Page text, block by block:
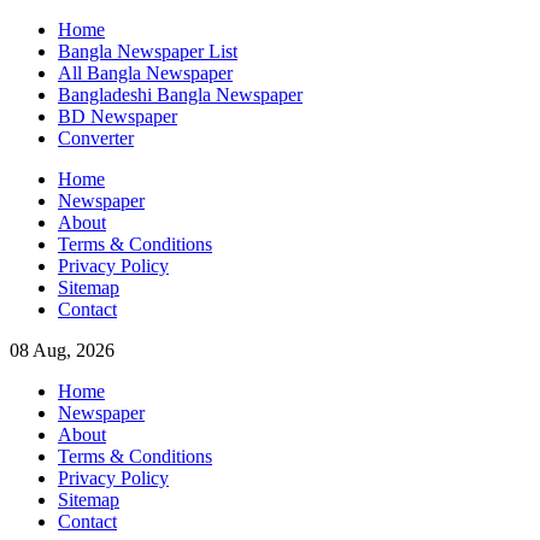
Skip
content
Home
Bangla Newspaper List
All Bangla Newspaper
Bangladeshi Bangla Newspaper
BD Newspaper
Converter
Home
Newspaper
About
Terms & Conditions
Privacy Policy
Sitemap
Contact
08 Aug, 2026
Home
Newspaper
About
Terms & Conditions
Privacy Policy
Sitemap
Contact